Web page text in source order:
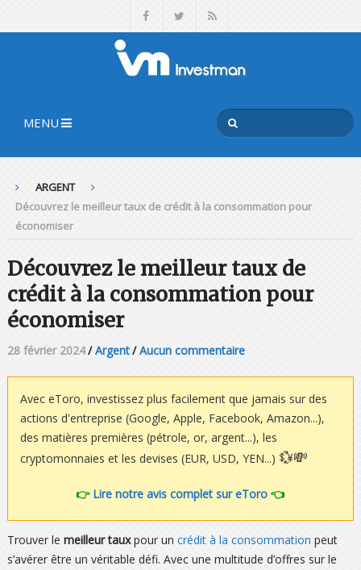
MENU
ARGENT
Découvrez le meilleur taux de crédit à la consommation pour
économiser
Découvrez le meilleur taux de
crédit à la consommation pour
économiser
28 février 2024/ Argent/ Aucun commentaire
Avec eToro, investissez plus facilement que jamais sur des
actions d'entreprise (Google, Apple, Facebook, Amazon...),
des matières premières (pétrole, or, argent...), les
cryptomonnaies et les devises (EUR, USD, YEN...) 💱💸
👉 Lire notre avis complet sur eToro 👈
Trouver le meilleur tauxpour un crédit à la consommation peut
s’avérer être un véritable défi. Avec une multitude d’offres sur le